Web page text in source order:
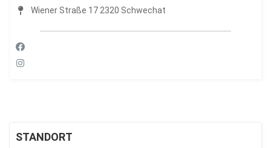
Wiener Straße 17 2320 Schwechat
STANDORT